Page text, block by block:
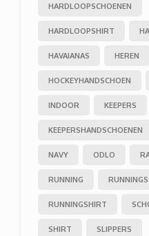
HARDLOOPSCHOENEN
HARDLOOPSHIRT
HAVAIANAS HEREN
HOCKEYHANDSCHOEN
INDOOR KEEPERS
KEEPERSHANDSCHOENEN
NAVY ODLO
RUNNING
RUNNINGSHIRT
SHIRT SLIPPERS